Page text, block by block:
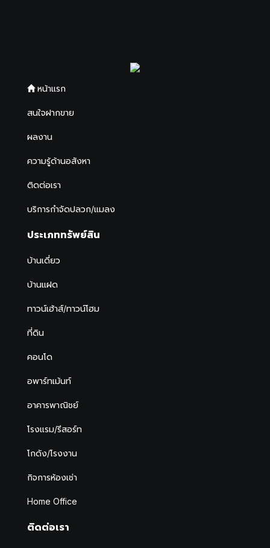
หน้าแรก
สนใจฝากขาย
ผลงาน
ความรู้ด้านอสังหา
ติดต่อเรา
บริการกำจัดปลวก/แมลง
ประเภททรัพย์สิน
บ้านเดี่ยว
บ้านแฝด
ทาวน์เฮ้าส์/ทาวน์โฮม
ที่ดิน
คอนโด
อพาร์ทเม้นท์
อาคารพาณิชย์
โรงแรม/รีสอร์ท
โกดัง/โรงงาน
กิจการห้องเช่า
Home Office
ติดต่อเรา